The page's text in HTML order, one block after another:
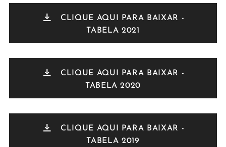
CLIQUE AQUI PARA BAIXAR -
TABELA 2021
CLIQUE AQUI PARA BAIXAR -
TABELA 2020
CLIQUE AQUI PARA BAIXAR -
TABELA 2019